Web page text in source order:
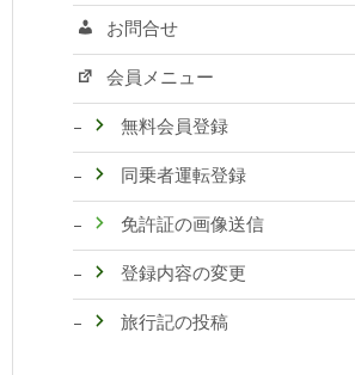
お問合せ
会員メニュー
無料会員登録
同乗者運転登録
免許証の画像送信
登録内容の変更
旅行記の投稿